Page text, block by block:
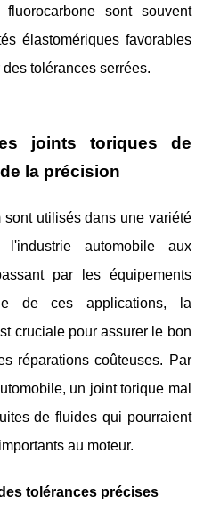
sont souvent
élastomériques favorables
tolérances serrées.
joints toriques de
la précision
sont utilisés dans une variété
automobile aux
par les équipements
de ces applications, la
cruciale pour assurer le bon
réparations coûteuses. Par
un joint torique mal
de fluides qui pourraient
au moteur.
tolérances précises